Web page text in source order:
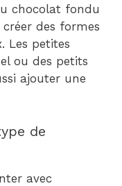
chocolat fondu
des formes
Les petites
ou des petits
ajouter une
de
avec